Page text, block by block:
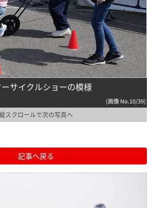
サイクルショーの模様
(画像 No.10/39)
スクロールで次の写真へ
記事へ戻る